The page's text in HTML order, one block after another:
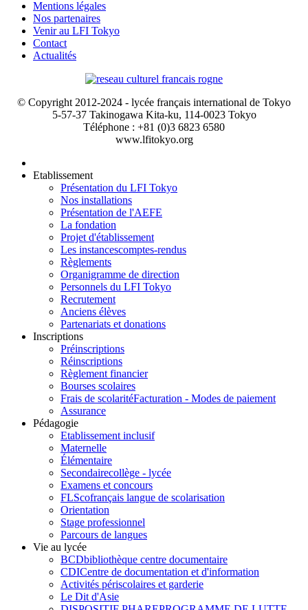
Mentions légales
Nos partenaires
Venir au LFI Tokyo
Contact
Actualités
© Copyright 2012-2024 - lycée français international de Tokyo
5-57-37 Takinogawa Kita-ku, 114-0023 Tokyo
Téléphone : +81 (0)3 6823 6580
www.lfitokyo.org
Etablissement
Présentation du LFI Tokyo
Nos installations
Présentation de l'AEFE
La fondation
Projet d'établissement
Les instancescomptes-rendus
Règlements
Organigramme de direction
Personnels du LFI Tokyo
Recrutement
Anciens élèves
Partenariats et donations
Inscriptions
Préinscriptions
Réinscriptions
Règlement financier
Bourses scolaires
Frais de scolaritéFacturation - Modes de paiement
Assurance
Pédagogie
Etablissement inclusif
Maternelle
Élémentaire
Secondairecollège - lycée
Examens et concours
FLScofrançais langue de scolarisation
Orientation
Stage professionnel
Parcours de langues
Vie au lycée
BCDbibliothèque centre documentaire
CDICentre de documentation et d'information
Activités périscolaires et garderie
Le Dit d'Asie